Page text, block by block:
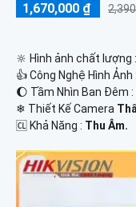
1,670,000 ₫
🔆 Hình ảnh chất lượng :
👍 Công Nghệ Hình Ảnh :
🌔 Tầm Nhìn Ban Đêm :
❄ Thiết Kế Camera
️🆑 Khả Năng : Thu Âm.